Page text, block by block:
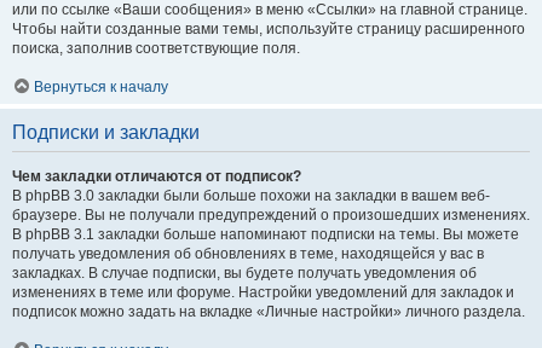
или по ссылке «Ваши сообщения» в меню «Ссылки» на главной странице.
Чтобы найти созданные вами темы, используйте страницу расширенного
поиска, заполнив соответствующие поля.
Вернуться к началу
Подписки и закладки
Чем закладки отличаются от подписок?
В phpBB 3.0 закладки были больше похожи на закладки в вашем веб-
браузере. Вы не получали предупреждений о произошедших изменениях.
В phpBB 3.1 закладки больше напоминают подписки на темы. Вы можете
получать уведомления об обновлениях в теме, находящейся у вас в
закладках. В случае подписки, вы будете получать уведомления об
изменениях в теме или форуме. Настройки уведомлений для закладок и
подписок можно задать на вкладке «Личные настройки» личного раздела.